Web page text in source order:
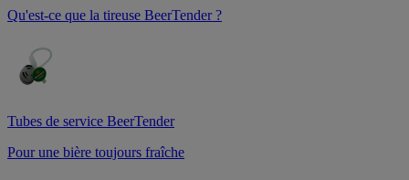
Qu'est-ce que la tireuse BeerTender ?
Tubes de service BeerTender
Pour une bière toujours fraîche